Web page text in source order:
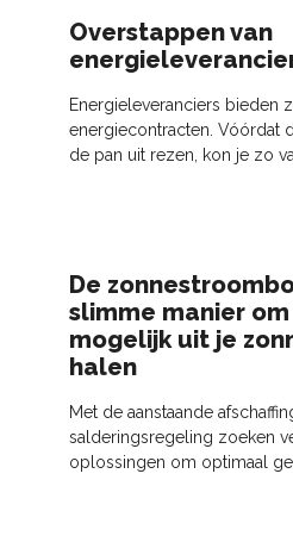
Overstappen van
Energieleveranciers bieden
energiecontracten. Vóórdat
de pan uit rezen, kon je zo
De
slimme manier
mogelijk uit je
halen
Met de aanstaande
salderingsregeling zoeken
oplossingen om optimaal